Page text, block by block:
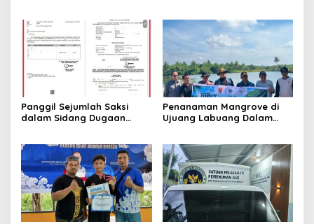
Panggil Sejumlah Saksi
dalam Sidang Dugaan
Penanaman Mangrove di
Ujuang Labuang Dalam